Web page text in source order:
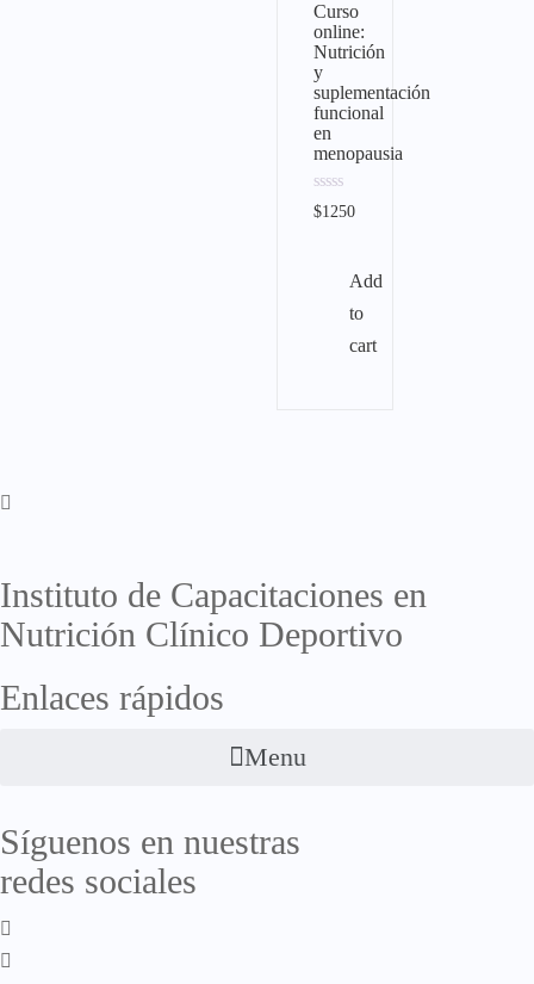
Curso
online:
Nutrición
y
suplementación
funcional
en
menopausia
Rated
0
$1250
Add
to
cart
Instituto de Capacitaciones en
Nutrición Clínico Deportivo
Enlaces rápidos
Menu
Síguenos en nuestras
redes sociales